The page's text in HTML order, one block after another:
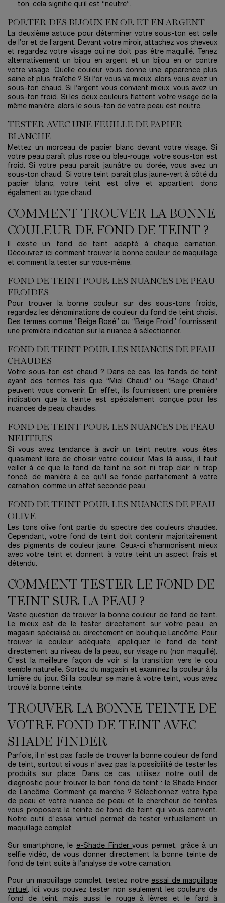
ton, cela signifie qu’il est “neutre”.
PORTER DES BIJOUX EN OR ET EN ARGENT
La deuxième astuce pour déterminer votre sous-ton est celle
de l’or et de l’argent. Devant votre miroir, attachez vos cheveux
et regardez votre visage qui ne doit pas être maquillé. Tenez
alternativement un bijou en argent et un bijou en or contre
votre visage. Quelle couleur vous donne une apparence plus
saine et plus fraîche ? Si l’or vous va mieux, alors vous avez un
sous-ton chaud. Si l’argent vous convient mieux, vous avez un
sous-ton froid. Si les deux couleurs flattent votre visage de la
même manière, alors le sous-ton de votre peau est neutre.
TESTER AVEC UNE FEUILLE DE PAPIER
BLANCHE
Mettez un morceau de papier blanc devant votre visage. Si
votre peau paraît plus rose ou bleu-rouge, votre sous-ton est
froid. Si votre peau paraît jaunâtre ou dorée, vous avez un
sous-ton chaud. Si votre teint paraît plus jaune-vert à côté du
papier blanc, votre teint est olive et appartient donc
également au type chaud.
COMMENT TROUVER LA BONNE
COULEUR DE FOND DE TEINT ?
Il existe un fond de teint adapté à chaque carnation.
Découvrez ici comment trouver la bonne couleur de maquillage
et comment la tester sur vous-même.
FOND DE TEINT POUR LES NUANCES DE PEAU
FROIDES
Pour trouver la bonne couleur sur des sous-tons froids,
regardez les dénominations de couleur du fond de teint choisi.
Des termes comme “Beige Rosé” ou “Beige Froid” fournissent
une première indication sur la nuance à sélectionner.
FOND DE TEINT POUR LES NUANCES DE PEAU
CHAUDES
Votre sous-ton est chaud ? Dans ce cas, les fonds de teint
ayant des termes tels que “Miel Chaud” ou “Beige Chaud”
peuvent vous convenir. En effet, ils fournissent une première
indication que la teinte est spécialement conçue pour les
nuances de peau chaudes.
FOND DE TEINT POUR LES NUANCES DE PEAU
NEUTRES
Si vous avez tendance à avoir un teint neutre, vous êtes
quasiment libre de choisir votre couleur. Mais là aussi, il faut
veiller à ce que le fond de teint ne soit ni trop clair, ni trop
foncé, de manière à ce qu’il se fonde parfaitement à votre
carnation, comme un effet seconde peau.
FOND DE TEINT POUR LES NUANCES DE PEAU
OLIVE
Les tons olive font partie du spectre des couleurs chaudes.
Cependant, votre fond de teint doit contenir majoritairement
des pigments de couleur jaune. Ceux-ci s’harmonisent mieux
avec votre teint et donnent à votre teint un aspect frais et
détendu.
COMMENT TESTER LE FOND DE
TEINT SUR LA PEAU ?
Vaste question de trouver la bonne couleur de fond de teint.
Le mieux est de le tester directement sur votre peau, en
magasin spécialisé ou directement en boutique Lancôme. Pour
trouver la couleur adéquate, appliquez le fond de teint
directement au niveau de la peau, sur visage nu (non maquillé).
C'est la meilleure façon de voir si la transition vers le cou
semble naturelle. Sortez du magasin et examinez la couleur à la
lumière du jour. Si la couleur se marie à votre teint, vous avez
trouvé la bonne teinte.
TROUVER LA BONNE TEINTE DE
VOTRE FOND DE TEINT AVEC
SHADE FINDER
Parfois, il n'est pas facile de trouver la bonne couleur de fond
de teint, surtout si vous n'avez pas la possibilité de tester les
produits sur place. Dans ce cas, utilisez notre outil de
diagnostic pour trouver le bon fond de teint : le Shade Finder
de Lancôme. Comment ça marche ? Sélectionnez votre type
de peau et votre nuance de peau et le chercheur de teintes
vous proposera la teinte de fond de teint qui vous convient.
Notre outil d'essai virtuel permet de tester virtuellement un
maquillage complet.
Sur smartphone, le e-Shade Findervous permet, grâce à un
selfie vidéo, de vous donner directement la bonne teinte de
fond de teint suite à l’analyse de votre carnation.
Pour un maquillage complet, testez notre essai de maquillage
virtuel . Ici, vous pouvez tester non seulement les couleurs de
fond de teint, mais aussi le rouge à lèvres et le fard à